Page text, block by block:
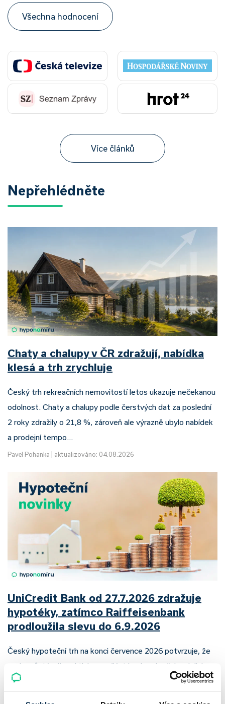
Všechna hodnocení
Více článků
Nepřehlédněte
Chaty a chalupy v ČR zdražují, nabídka
klesá a trh zrychluje
Český trh rekreačních nemovitostí letos ukazuje nečekanou
odolnost. Chaty a chalupy podle čerstvých dat za poslední
2 roky zdražily o 21,8 %, zároveň ale výrazně ubylo nabídek
a prodejní tempo…
Pavel Pohanka aktualizováno: 04.08.2026
UniCredit Bank od 27.7.2026 zdražuje
hypotéky, zatímco Raiffeisenbank
prodloužila slevu do 6.9.2026
Český hypoteční trh na konci července 2026 potvrzuje, že
sazby zůstávají pod tlakem a část bank pokračuje v jejich
růstu. UniCredit Bank od 27.7.2026 zvýšila hypoteční sazby